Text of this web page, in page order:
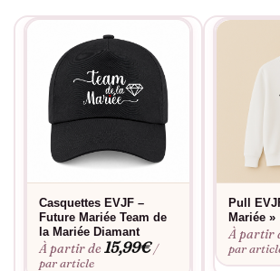
Casquettes EVJF –
Future Mariée Team de
la Mariée Diamant
À partir de15,99€ /
par article
Pull
Mariée »
À partir
par